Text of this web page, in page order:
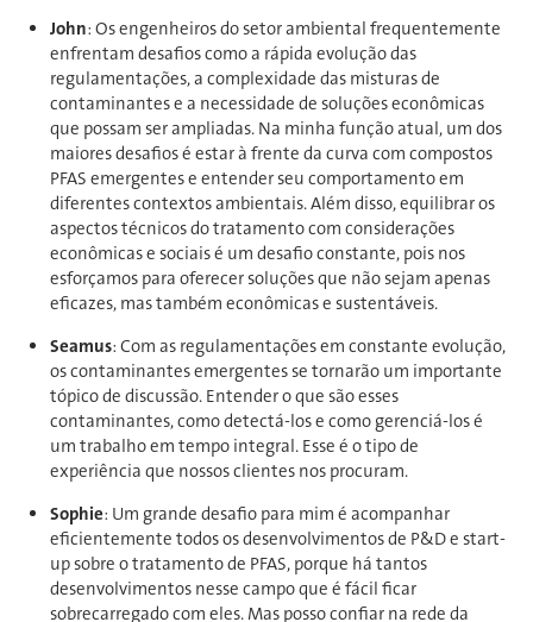
John: Os engenheiros do setor ambiental frequentemente
enfrentam desafios como a rápida evolução das
regulamentações, a complexidade das misturas de
contaminantes e a necessidade de soluções econômicas
que possam ser ampliadas. Na minha função atual, um dos
maiores desafios é estar à frente da curva com compostos
PFAS emergentes e entender seu comportamento em
diferentes contextos ambientais. Além disso, equilibrar os
aspectos técnicos do tratamento com considerações
econômicas e sociais é um desafio constante, pois nos
esforçamos para oferecer soluções que não sejam apenas
eficazes, mas também econômicas e sustentáveis.
Seamus: Com as regulamentações em constante evolução,
os contaminantes emergentes se tornarão um importante
tópico de discussão. Entender o que são esses
contaminantes, como detectá-los e como gerenciá-los é
um trabalho em tempo integral. Esse é o tipo de
experiência que nossos clientes nos procuram.
Sophie: Um grande desafio para mim é acompanhar
eficientemente todos os desenvolvimentos de P&D e start-
up sobre o tratamento de PFAS, porque há tantos
desenvolvimentos nesse campo que é fácil ficar
sobrecarregado com eles. Mas posso confiar na rede da